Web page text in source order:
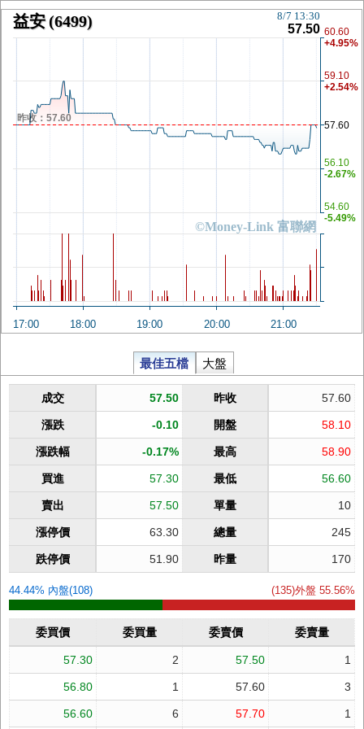
益安(6499)
©Money-Link 富聯網
8/7 13:30
57.50
昨收：57.60
17:00 18:00 19:00 20:00 21:00
54.60
-5.49%
56.10
-2.67%
57.60
59.10
+2.54%
60.60
+4.95%
最佳五檔 大盤
成交 57.50 昨收 57.60
漲跌 -0.10 開盤 58.10
漲跌幅 -0.17% 最高 58.90
買進 57.30 最低 56.60
賣出 57.50 單量 10
漲停價 63.30 總量 245
跌停價 51.90 昨量 170
44.44% 內盤(108) (135)外盤 55.56%
委買價 委買量 委賣價 委賣量
57.30 2 57.50 1
56.80 1 57.60 3
56.60 6 57.70 1